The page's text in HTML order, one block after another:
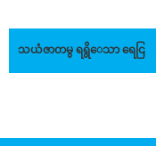
သယံဇာတမွ ရရွိေသာ ရေငြ